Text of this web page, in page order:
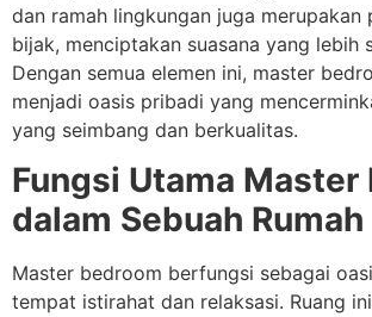
dan ramah lingkungan juga merupakan
bijak, menciptakan suasana yang lebih
Dengan semua elemen ini, master
menjadi oasis pribadi yang
yang seimbang dan berkualitas.
Fungsi Utama Master
dalam Sebuah Rumah
Master bedroom berfungsi sebagai
tempat istirahat dan relaksasi. Ruang